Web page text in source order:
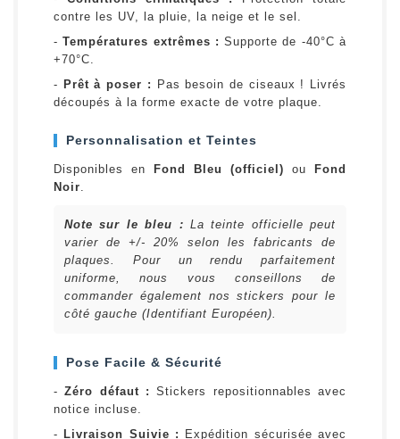
contre les UV, la pluie, la neige et le sel.
-Températures extrêmes : Supporte de -40°C à
+70°C.
- Prêt à poser :
Pas besoin de ciseaux ! Livrés
découpés à la forme exacte de votre plaque.
Personnalisation et Teintes
Disponibles en Fond Bleu (officiel) ou
Fond
Noir.
Note sur le bleu : La teinte officielle peut
varier de +/- 20% selon les fabricants de
plaques. Pour un rendu parfaitement
uniforme, nous vous conseillons de
commander également nos stickers pour le
côté gauche (Identifiant Européen).
Pose Facile & Sécurité
-Zéro défaut : Stickers repositionnables avec
notice incluse.
- Livraison Suivie :
Expédition sécurisée avec